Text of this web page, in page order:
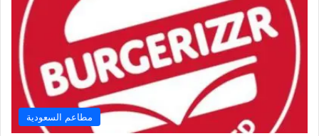
مطاعم السعودية